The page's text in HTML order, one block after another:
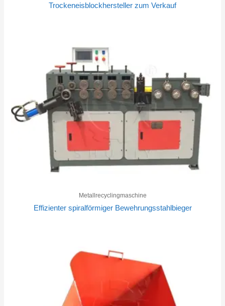
Trockeneisblockhersteller zum Verkauf
Metallrecyclingmaschine
Effizienter spiralförmiger Bewehrungsstahlbieger